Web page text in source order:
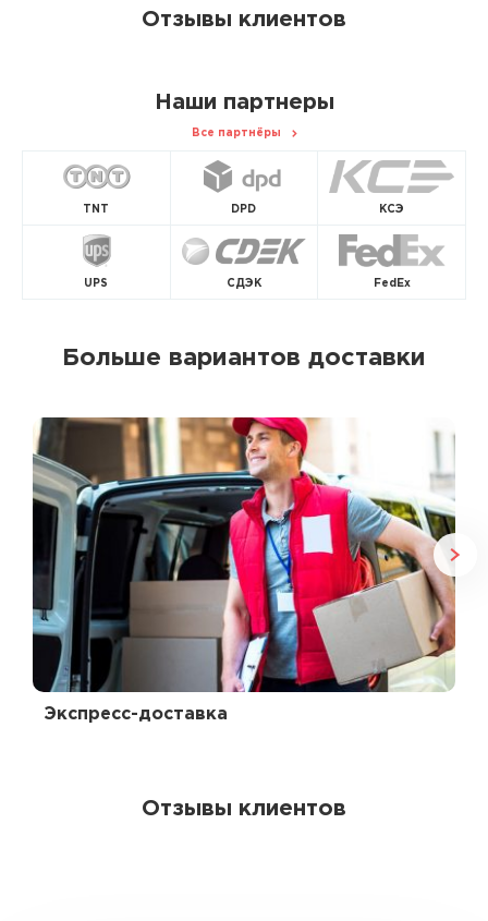
Отзывы клиентов
Наши партнеры
Все партнёры
TNT DPD КСЭ
UPS СДЭК FedEx
Больше вариантов доставки
Экспресс-доставка
Отзывы клиентов